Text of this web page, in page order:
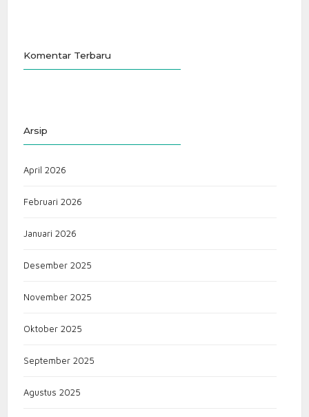
Komentar Terbaru
Arsip
April 2026
Februari 2026
Januari 2026
Desember 2025
November 2025
Oktober 2025
September 2025
Agustus 2025